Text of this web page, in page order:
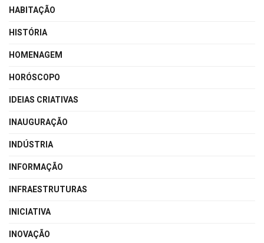
HABITAÇÃO
HISTÓRIA
HOMENAGEM
HORÓSCOPO
IDEIAS CRIATIVAS
INAUGURAÇÃO
INDÚSTRIA
INFORMAÇÃO
INFRAESTRUTURAS
INICIATIVA
INOVAÇÃO